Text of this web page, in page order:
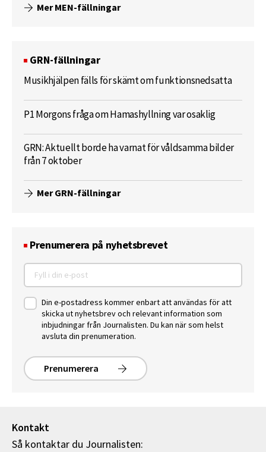
Mer MEN-fällningar
GRN-fällningar
Musikhjälpen fälls för skämt om funktionsnedsatta
P1 Morgons fråga om Hamashyllning var osaklig
GRN: Aktuellt borde ha varnat för våldsamma bilder
från 7 oktober
Mer GRN-fällningar
Prenumerera på nyhetsbrevet
Din e-postadress kommer enbart att användas för att
skicka ut nyhetsbrev och relevant information som
inbjudningar från Journalisten. Du kan när som helst
avsluta din prenumeration.
Prenumerera
Kontakt
Så kontaktar du Journalisten: